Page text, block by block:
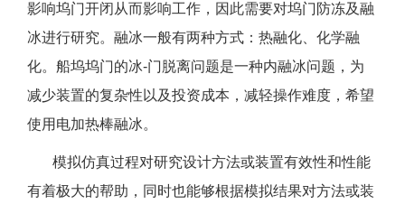
影响坞门开闭从而影响工作，因此需要对坞门防冻及融
冰进行研究。融冰一般有两种方式：热融化、化学融
化。船坞坞门的冰-门脱离问题是一种内融冰问题，为
减少装置的复杂性以及投资成本，减轻操作难度，希望
使用电加热棒融冰。
模拟仿真过程对研究设计方法或装置有效性和性能
有着极大的帮助，同时也能够根据模拟结果对方法或装